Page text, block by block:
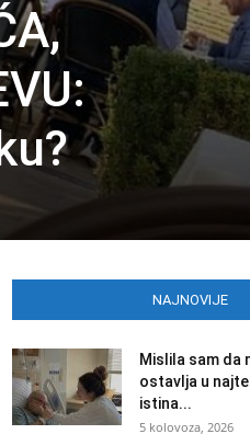
NAJNOVIJE
Mislila sam da
ostavlja u
istina...
5 kolovoza, 2026